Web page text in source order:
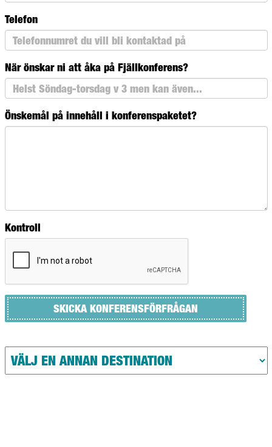
Telefon
När önskar ni att åka på Fjällkonferens?
Önskemål på innehåll i konferenspaketet?
Kontroll
SKICKA KONFERENSFÖRFRÅGAN